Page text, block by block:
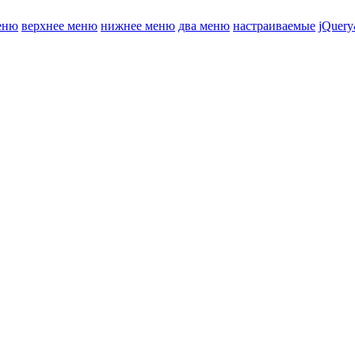
верхнее меню нижнее меню два меню настраиваемые